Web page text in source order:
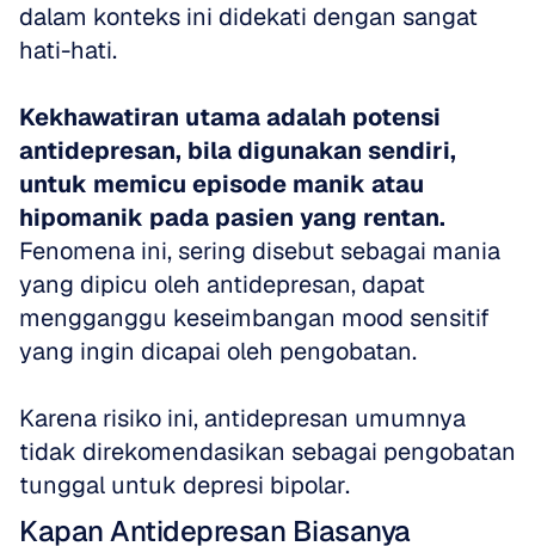
dalam konteks ini didekati dengan sangat
hati-hati.
Kekhawatiran utama adalah potensi
antidepresan, bila digunakan sendiri,
untuk memicu episode manik atau
hipomanik pada pasien yang rentan.
Fenomena ini, sering disebut sebagai mania
yang dipicu oleh antidepresan, dapat
mengganggu keseimbangan mood sensitif
yang ingin dicapai oleh pengobatan.
Karena risiko ini, antidepresan umumnya
tidak direkomendasikan sebagai pengobatan
tunggal untuk depresi bipolar.
Kapan Antidepresan Biasanya